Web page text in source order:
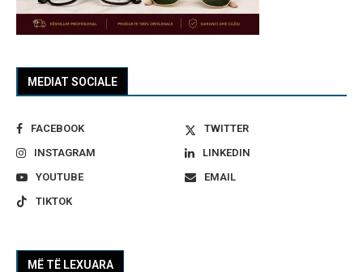
MEDIAT SOCIALE
FACEBOOK
TWITTER
INSTAGRAM
LINKEDIN
YOUTUBE
EMAIL
TIKTOK
MË TË LEXUARA